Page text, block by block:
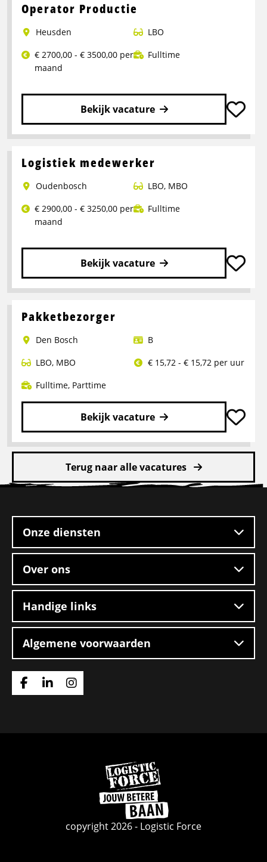
Operator Productie
Heusden
LBO
€ 2700,00 - € 3500,00 per
maand
Fulltime
Bekijk vacature
Lees
over
Operator
Productie
Logistiek medewerker
Oudenbosch LBO, MBO
€ 2900,00 - € 3250,00 per
maand
Fulltime
Bekijk vacature
Lees
over
medewerker
Pakketbezorger
Den Bosch
B
LBO, MBO
€ 15,72 - € 15,72 per uur
Fulltime, Parttime
Bekijk vacature
Lees
meer
Pakketbezorger
Terug naar alle vacatures
footer
Onze diensten
Over ons
Handige links
Algemene voorwaarden
Ga
Ga
Ga
Ga
naar
de
homepage
copyright 2026 - Logistic Force